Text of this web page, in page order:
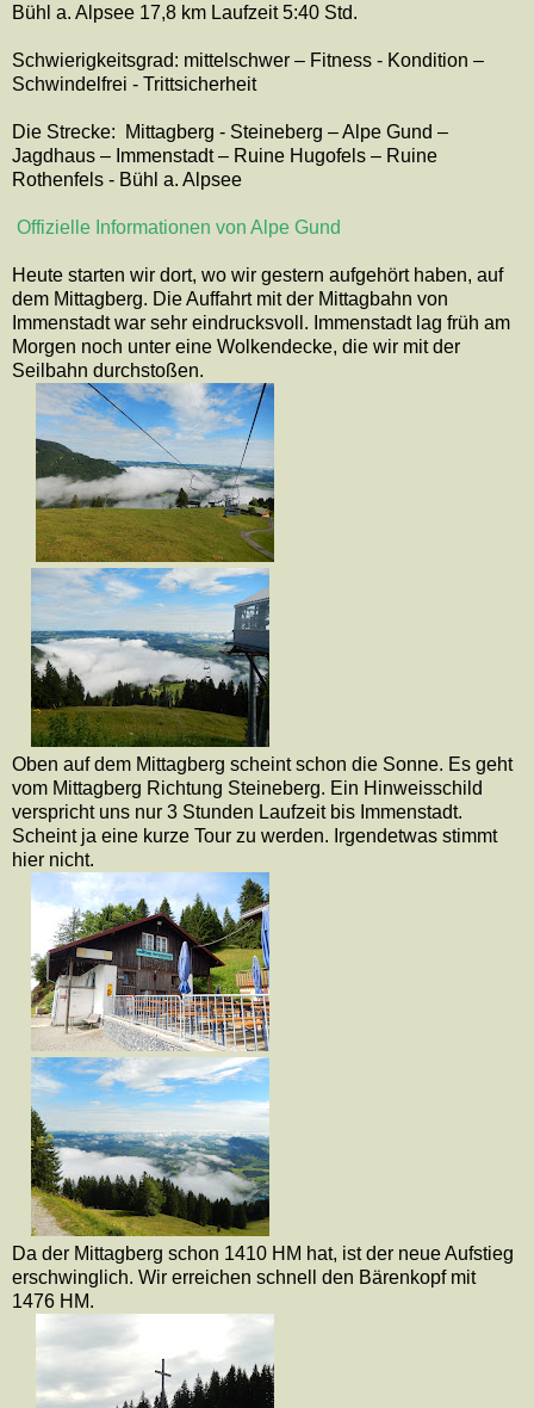
Bühl a. Alpsee 17,8 km Laufzeit 5:40 Std.
Schwierigkeitsgrad: mittelschwer – Fitness - Kondition –
Schwindelfrei - Trittsicherheit
Die Strecke:
Mittagberg - Steineberg – Alpe Gund –
Jagdhaus – Immenstadt – Ruine Hugofels – Ruine
Rothenfels - Bühl a. Alpsee
Offizielle Informationen von Alpe Gund
Heute starten wir dort, wo wir gestern aufgehört haben, auf
dem Mittagberg. Die Auffahrt mit der Mittagbahn von
Immenstadt war sehr eindrucksvoll. Immenstadt lag früh am
Morgen noch unter eine Wolkendecke, die wir mit der
Seilbahn durchstoßen.
Oben auf dem Mittagberg scheint schon die Sonne. Es geht
vom Mittagberg Richtung Steineberg. Ein Hinweisschild
verspricht uns nur 3 Stunden Laufzeit bis Immenstadt.
Scheint ja eine kurze Tour zu werden. Irgendetwas stimmt
hier nicht.
Da der Mittagberg schon 1410 HM hat, ist der neue Aufstieg
erschwinglich. Wir erreichen schnell den Bärenkopf mit
1476 HM.